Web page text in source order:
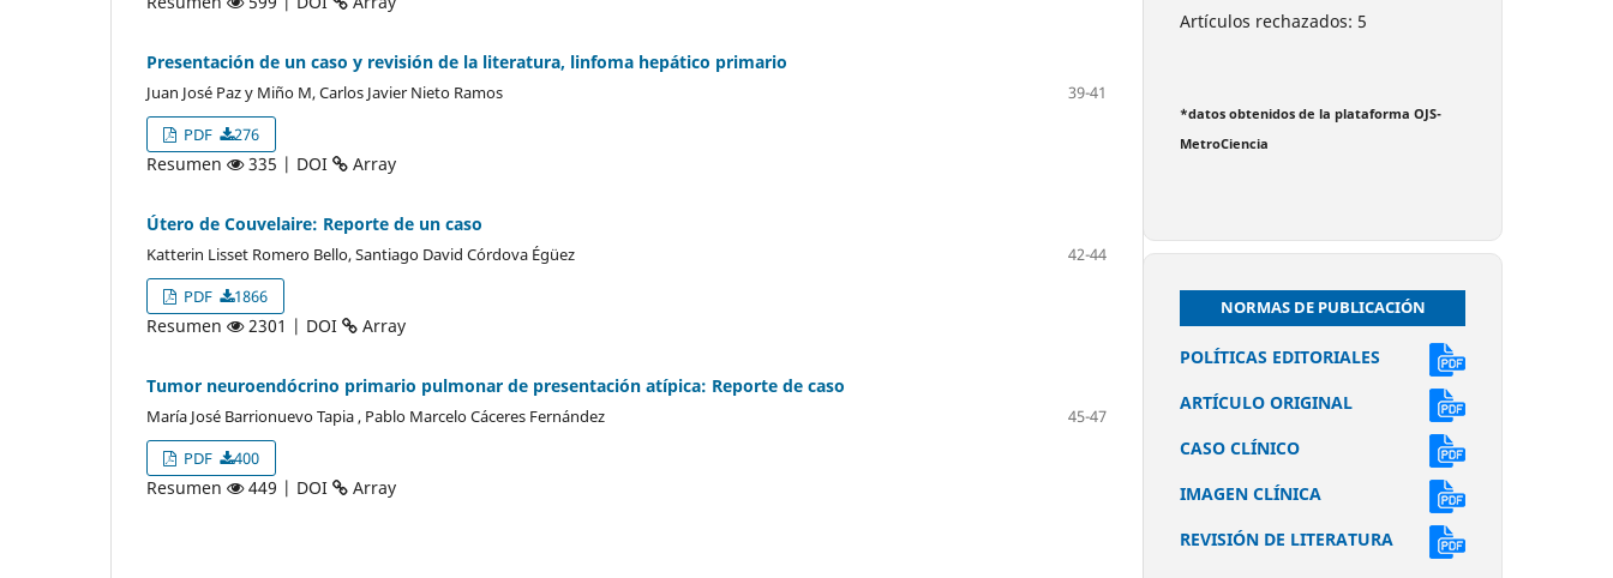
Presentación de un caso y revisión de la literatura, linfoma hepático primario
Juan José Paz y Miño M, Carlos Javier Nieto Ramos
39-41
PDF
276
Resumen 335 | DOI Array
Útero de Couvelaire: Reporte de un caso
Katterin Lisset Romero Bello, Santiago David Córdova Égüez
42-44
PDF
1866
Resumen 2301 | DOI Array
Tumor neuroendócrino primario pulmonar de presentación atípica: Reporte de caso
María José Barrionuevo Tapia , Pablo Marcelo Cáceres Fernández
45-47
PDF
400
Resumen 449 | DOI Array
Artículos rechazados: 5
*datos obtenidos de la plataforma OJS-
MetroCiencia
NORMAS DE PUBLICACIÓN
POLÍTICAS EDITORIALES
ARTÍCULO ORIGINAL
CASO CLÍNICO
IMAGEN CLÍNICA
REVISIÓN DE LITERATURA